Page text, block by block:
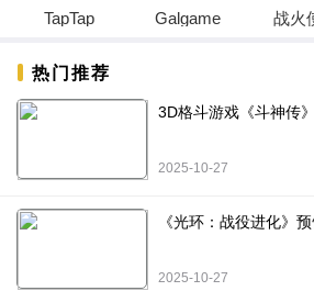
TapTap Galgame 战火
热门推荐
3D格斗游戏《斗神传
2025-10-27
《光环：战役进化》
2025-10-27